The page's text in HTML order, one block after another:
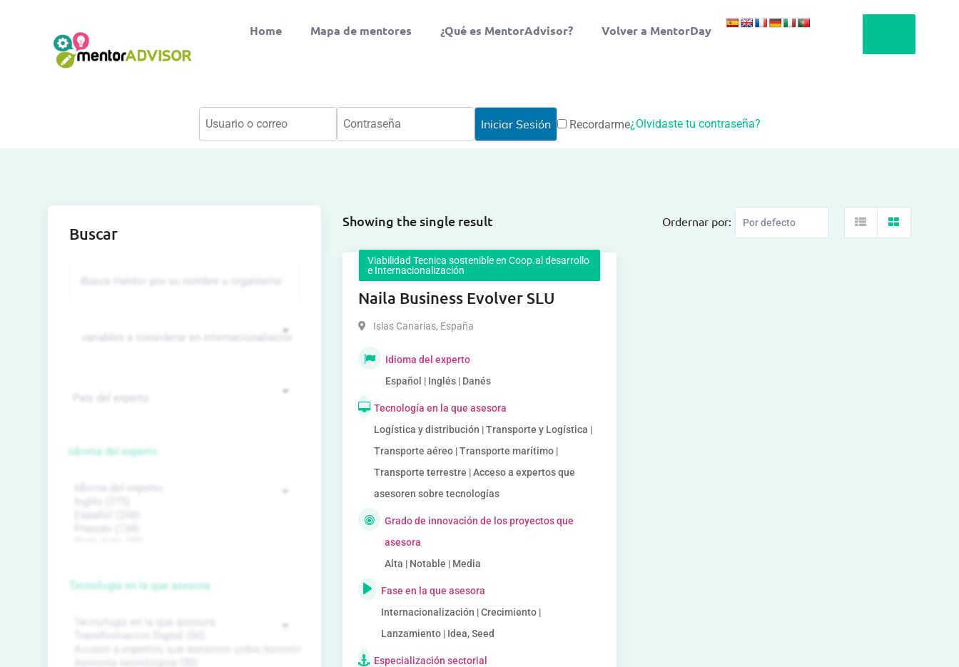
Home Mapa de mentores ¿Qué es MentorAdvisor? Volver a MentorDay
Recordarme¿Olvidaste tu contraseña?
Showing the single result Ordernar por:
Viabilidad Tecnica sostenible en Coop.al desarrollo
e Internacionalización
Naila Business Evolver SLU
Islas Canarias, España
Idioma del experto
Español | Inglés | Danés
Tecnología en la que asesora
Logística y distribución | Transporte y Logística |
Transporte aéreo | Transporte marítimo |
Transporte terrestre | Acceso a expertos que
asesoren sobre tecnologías
Grado de innovación de los proyectos que
asesora
Alta | Notable | Media
Fase en la que asesora
Internacionalización | Crecimiento |
Lanzamiento | Idea, Seed
Especialización sectorial
Buscar
Idioma del experto
Tecnología en la que asesora